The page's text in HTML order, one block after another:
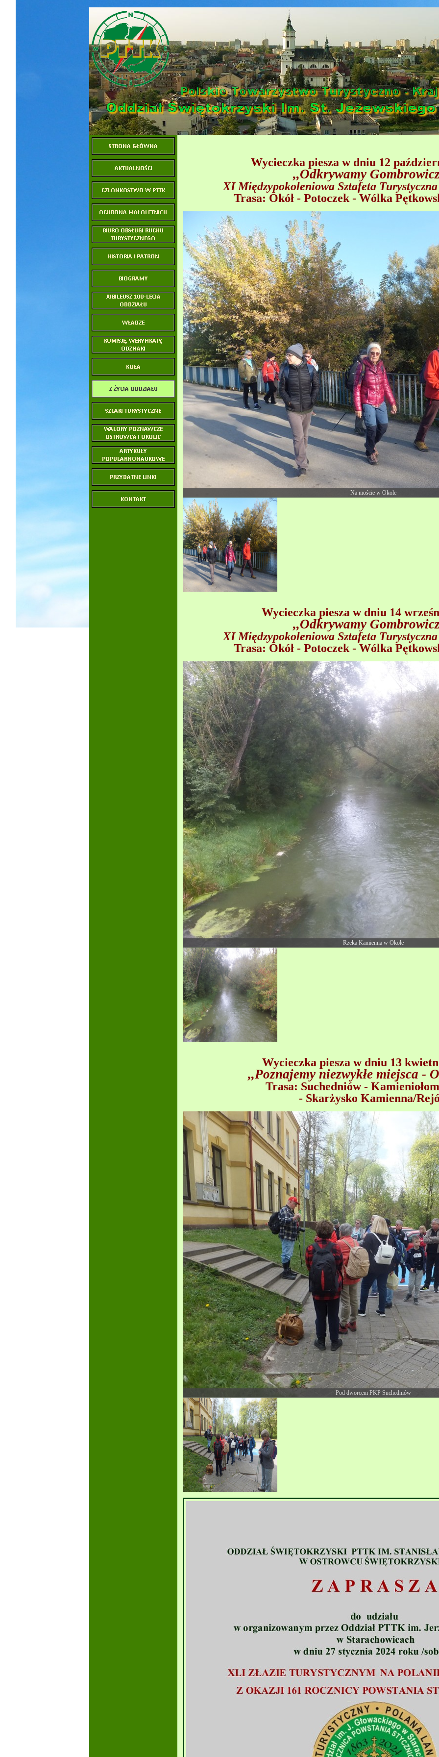
Wycieczka piesza w dniu 12
,,Odkrywamy
XI Międzypokoleniowa Sztafeta
Trasa: Okół - Potoczek - Wólka
Na moście w Okole
Wycieczka piesza w dniu 14
,,Odkrywamy
XI Międzypokoleniowa Sztafeta
Trasa: Okół - Potoczek - Wólka
Rzeka Kamienna w Okole
Wycieczka piesza w dniu 13
,,Poznajemy niezwykłe miejsca -
Trasa: Suchedniów -
- Skarżysko Kamienna/
Pod dworcem PKP Suchedniów